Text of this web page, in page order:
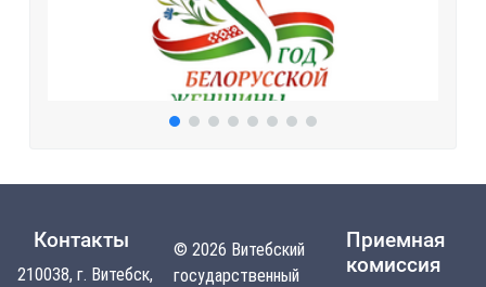
Контакты
210038, г. Витебск,
© 2026 Витебский
государственный
Приемная
комиссия